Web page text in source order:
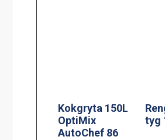
Kokgryta 150L
OptiMix
AutoChef 86
tyg